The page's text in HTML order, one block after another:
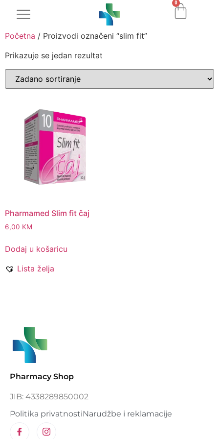
0
Početna / Proizvodi označeni “slim fit”
Prikazuje se jedan rezultat
Pharmamed Slim fit čaj
6,00 KM
Dodaj u košaricu
Lista želja
Pharmacy Shop
JIB: 4338289850002
Politika privatnostiNarudžbe i reklamacije